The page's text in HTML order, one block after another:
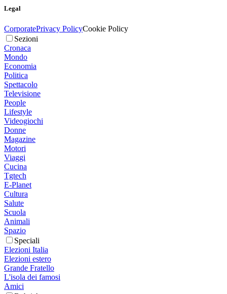
Legal
CorporatePrivacy PolicyCookie Policy
Sezioni
Cronaca
Mondo
Economia
Politica
Spettacolo
Televisione
People
Lifestyle
Videogiochi
Donne
Magazine
Motori
Viaggi
Cucina
Tgtech
E-Planet
Cultura
Salute
Scuola
Animali
Spazio
Speciali
Elezioni Italia
Elezioni estero
Grande Fratello
L'isola dei famosi
Amici